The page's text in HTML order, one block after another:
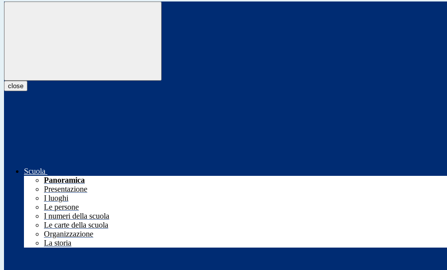
close
Scuola
Panoramica
Presentazione
I luoghi
Le persone
I numeri della scuola
Le carte della scuola
Organizzazione
La storia